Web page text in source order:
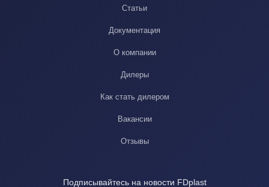
Статьи
Документация
О компании
Дилеры
Как стать дилером
Вакансии
Отзывы
Подписывайтесь на новости FDplast